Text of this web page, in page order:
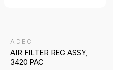
ADEC
AIR FILTER REG ASSY,
3420 PAC